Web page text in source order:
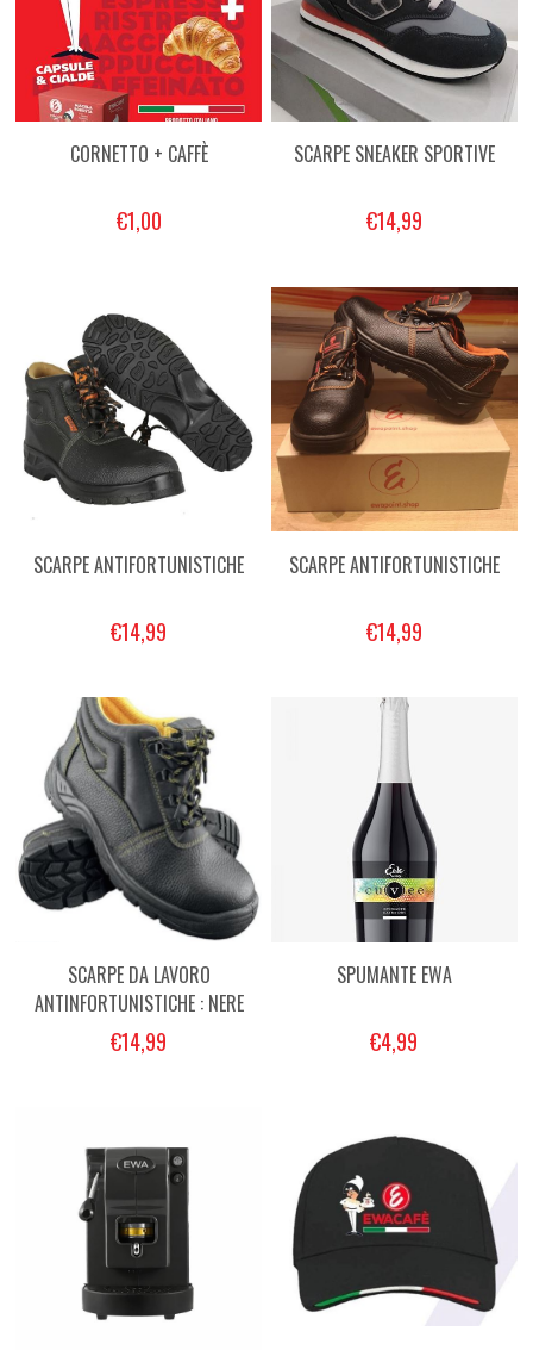
CORNETTO + CAFFÈ
€1,00
SCARPE SNEAKER SPORTIVE
€14,99
SCARPE ANTIFORTUNISTICHE
€14,99
SCARPE ANTIFORTUNISTICHE
€14,99
SCARPE DA LAVORO
ANTINFORTUNISTICHE : NERE
€14,99
SPUMANTE EWA
€4,99